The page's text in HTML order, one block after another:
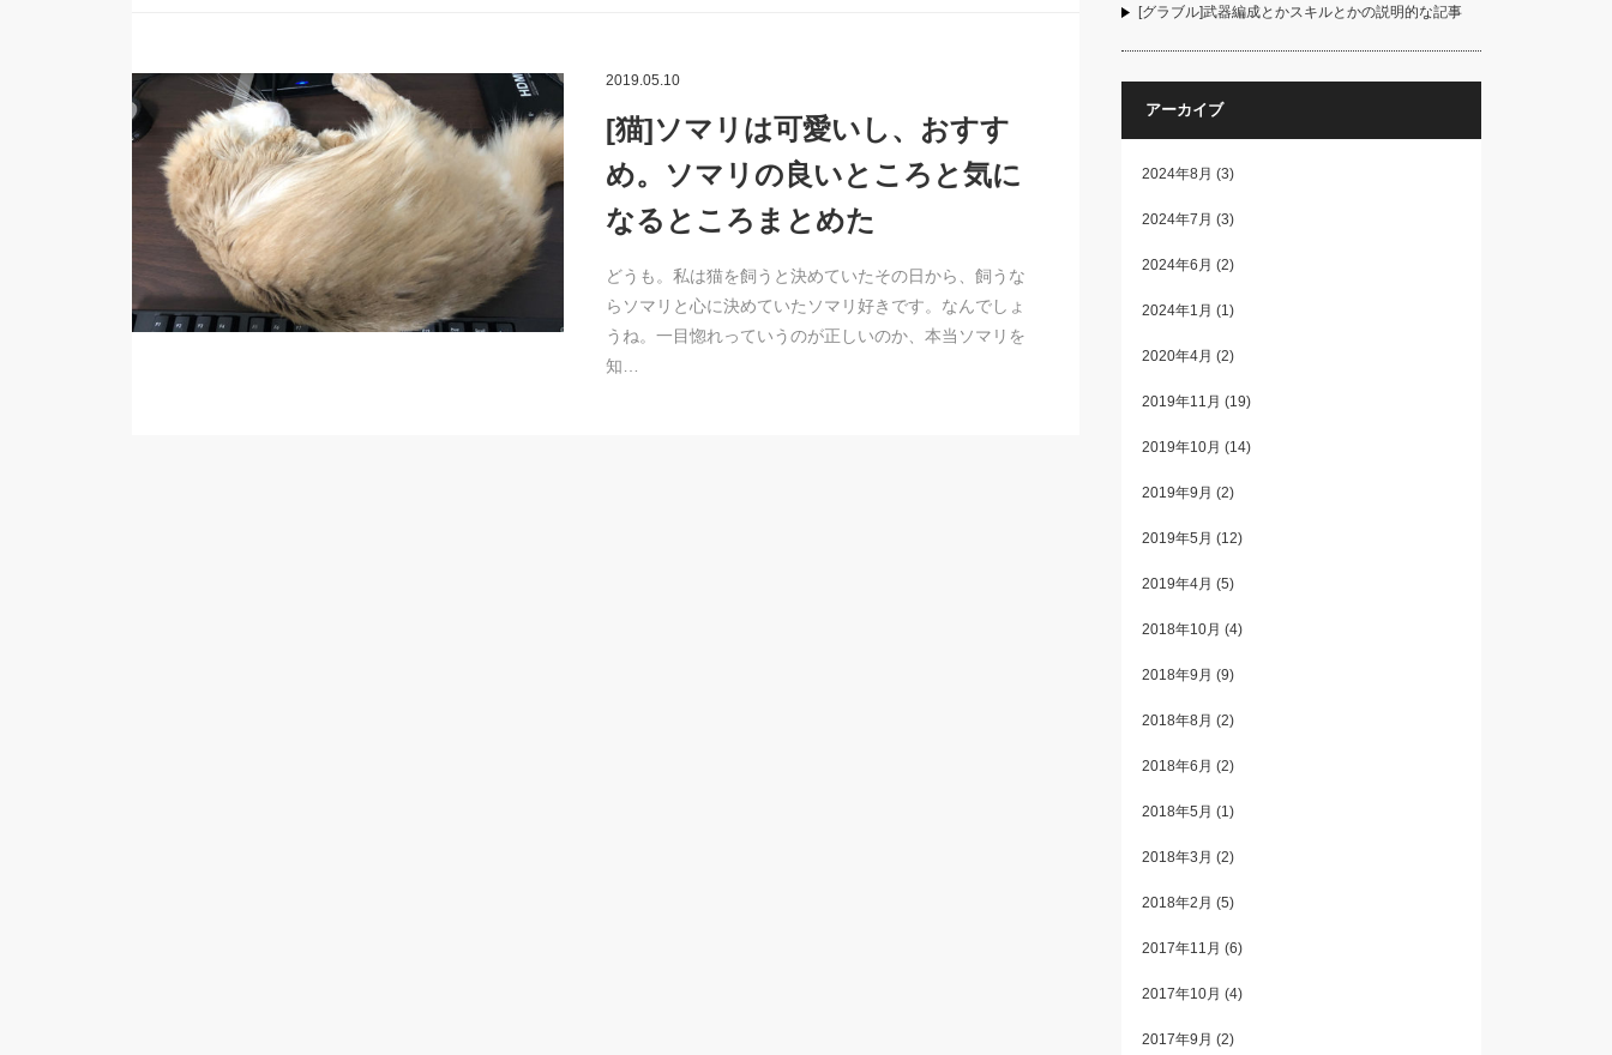
2019.05.10
[猫]ソマリは可愛いし、おすす
め。ソマリの良いところと気に
なるところまとめた
どうも。私は猫を飼うと決めていたその日から、飼うな
らソマリと心に決めていたソマリ好きです。なんでしょ
うね。一目惚れっていうのが正しいのか、本当ソマリを
知…
[グラブル]武器編成とかスキルとかの説明的な記事
アーカイブ
2024年8月 (3)
2024年7月 (3)
2024年6月 (2)
2024年1月 (1)
2020年4月 (2)
2019年11月 (19)
2019年10月 (14)
2019年9月 (2)
2019年5月 (12)
2019年4月 (5)
2018年10月 (4)
2018年9月 (9)
2018年8月 (2)
2018年6月 (2)
2018年5月 (1)
2018年3月 (2)
2018年2月 (5)
2017年11月 (6)
2017年10月 (4)
2017年9月 (2)